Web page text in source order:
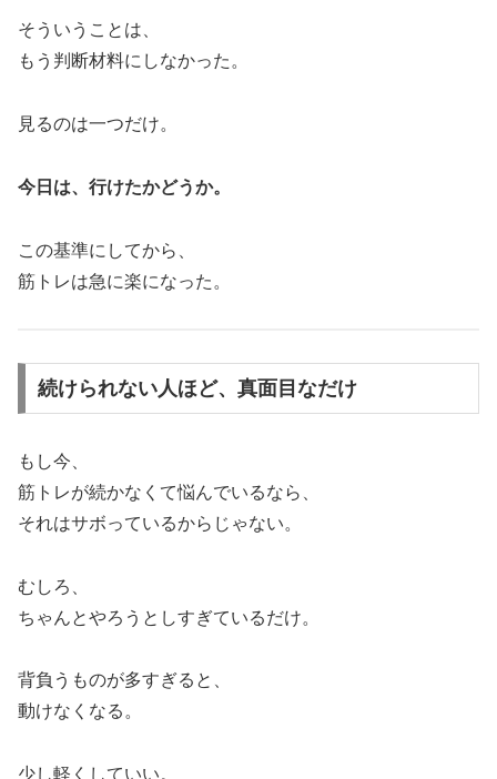
そういうことは、
もう判断材料にしなかった。
見るのは一つだけ。
今日は、行けたかどうか。
この基準にしてから、
筋トレは急に楽になった。
続けられない人ほど、真面目なだけ
もし今、
筋トレが続かなくて悩んでいるなら、
それはサボっているからじゃない。
むしろ、
ちゃんとやろうとしすぎているだけ。
背負うものが多すぎると、
動けなくなる。
少し軽くしていい。